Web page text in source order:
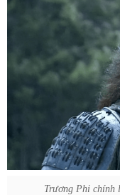
Trương Phi chính